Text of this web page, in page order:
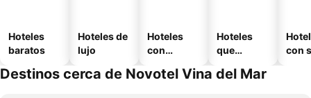
Hoteles
baratos
Hoteles de
lujo
Hoteles
con
Hoteles
que
mascotas
con
Destinos cerca de Novotel Vina del Mar